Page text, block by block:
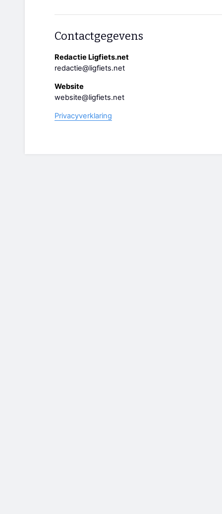
Contactgegevens
Redactie Ligfiets.net
redactie@ligfiets.net
Website
website@ligfiets.net
Privacyverklaring